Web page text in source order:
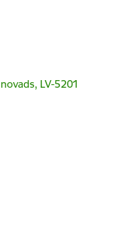
LV-5201